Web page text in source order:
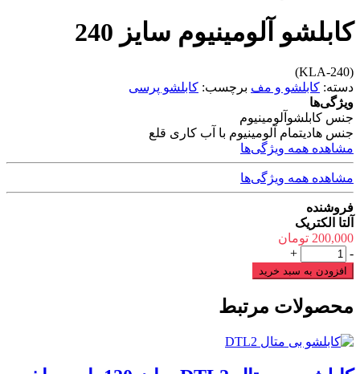
کابلشو آلومینیوم سایز 240
(KLA-240)
دسته: کابلشو و مف برچسب: کابلشو پرسی
ویژگی‌ها
جنس کابلشو آلومینیوم
جنس هادیتمام آلومینیوم با آب کاری قلع
مشاهده همه ویژگی‌ها
مشاهده همه ویژگی‌ها
فروشنده
آلتا الکتریک
200,000 تومان
کابلشو
آلومینیوم
سایز
عدد
-
+
افزودن به سبد خرید
محصولات مرتبط